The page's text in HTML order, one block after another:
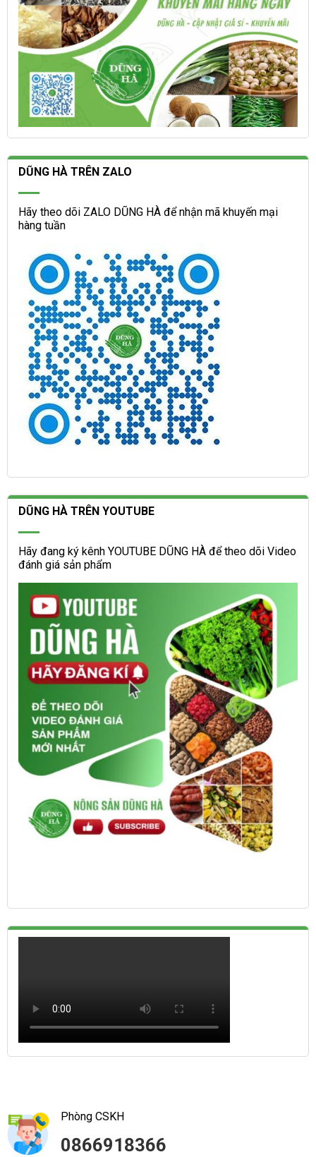
DŨNG HÀ TRÊN ZALO
Hãy theo dõi ZALO DŨNG HÀ để nhận mã khuyến mại
hàng tuần
DŨNG HÀ TRÊN YOUTUBE
Hãy đang ký kênh YOUTUBE DŨNG HÀ để theo dõi Video
đánh giá sản phẩm
Phòng CSKH
0866918366